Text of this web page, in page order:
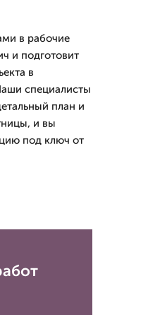
в рабочие
и подготовит
в
специалисты
план и
и вы
под ключ от